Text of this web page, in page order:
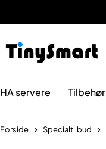
HA servere Tilbehør
Forside Specialtilbud